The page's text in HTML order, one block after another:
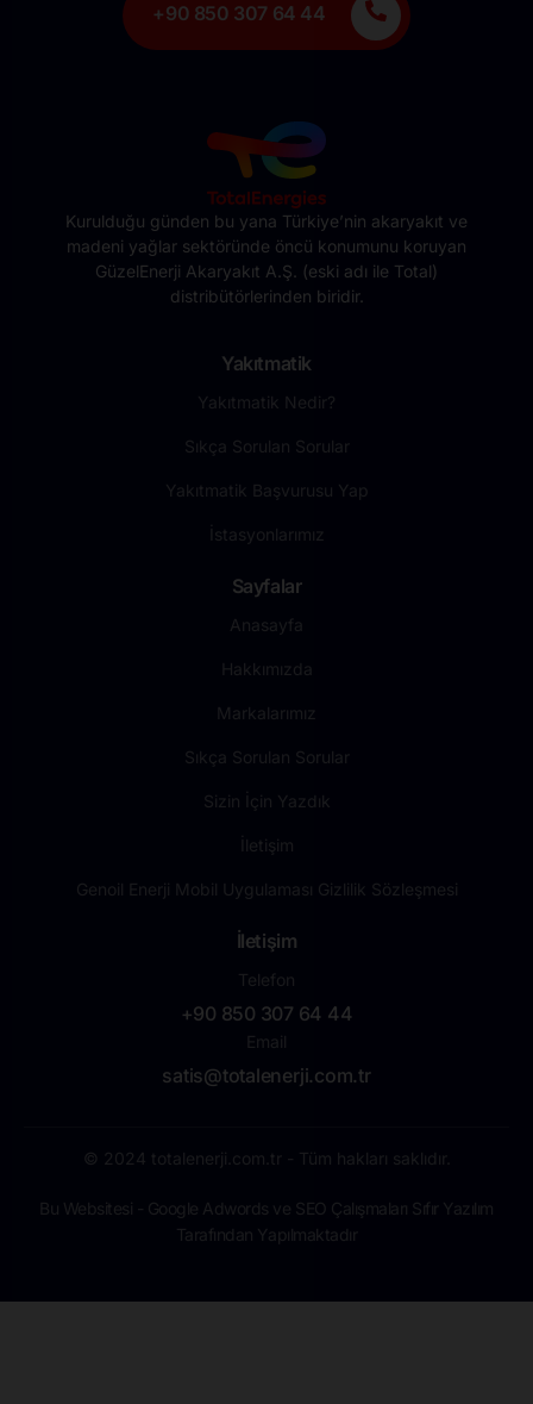
+90 850 307 64 44
Kurulduğu günden bu yana Türkiye’nin akaryakıt ve
madeni yağlar sektöründe öncü konumunu koruyan
GüzelEnerji Akaryakıt A.Ş. (eski adı ile Total)
distribütörlerinden biridir.
Yakıtmatik
Yakıtmatik Nedir?
Sıkça Sorulan Sorular
Yakıtmatik Başvurusu Yap
İstasyonlarımız
Sayfalar
Anasayfa
Hakkımızda
Markalarımız
Sıkça Sorulan Sorular
Sizin İçin Yazdık
İletişim
Genoil Enerji Mobil Uygulaması Gizlilik Sözleşmesi
İletişim
Telefon
+90 850 307 64 44
Email
satis@totalenerji.com.tr
© 2024 totalenerji.com.tr - Tüm hakları saklıdır.
Bu Websitesi - Google Adwords ve SEO Çalışmaları Sıfır Yazılım
Tarafından Yapılmaktadır